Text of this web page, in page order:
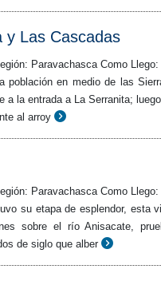
y Las Cascadas
Paravachasca Como
población en medio de las
a la entrada a La Serranita;
al arroy
Paravachasca Como
su etapa de esplendor, esta
sobre el río Anisacate,
de siglo que alber